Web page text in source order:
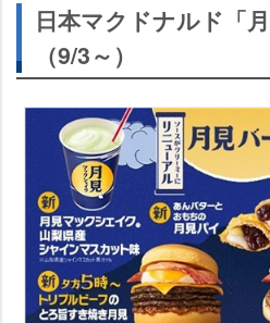
日本マクドナルド「
（9/3～）